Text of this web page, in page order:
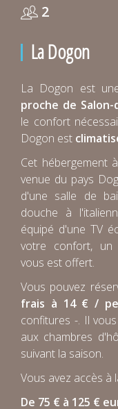
La Dogon
2
La Dogon est
proche de Salon-
le confort
Dogon est
Cet hébergement
venue du pays
d'une salle de
douche à
équipé d'une TV
votre confort, un
vous est offert.
Vous pouvez
frais à 14 € /
confitures -. Il
aux chambres
suivant la saison.
Vous avez accès à
De 75 € à 125 €